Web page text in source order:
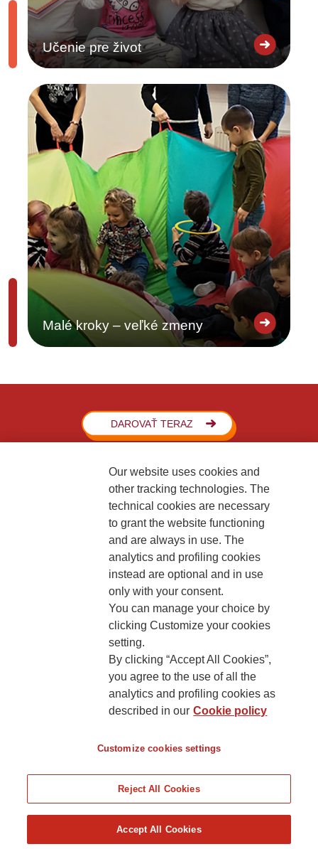
Učenie pre život
Malé kroky – veľké zmeny
DAROVAŤ TERAZ
Generali Poisťovňa, pobočka poisťovne z iného členského štátu
Lamačská cesta 3/A
841 04 Bratislava
Our website uses cookies and
other tracking technologies. The
technical cookies are necessary
to grant the website functioning
and are always in use. The
analytics and profiling cookies
instead are optional and in use
only with your consent.
You can manage your choice by
clicking Customize your cookies
setting.
By clicking “Accept All Cookies”,
you agree to the use of all the
analytics and profiling cookies as
described in our Cookie policy
Customize cookies settings
Reject All Cookies
Accept All Cookies